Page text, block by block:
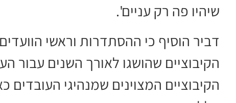
שיהיו פה רק עניים'.
דביר הוסיף כי ההסתדרות וראשי
הקיבוציים שהושגו לאורך השנים עבור
הקיבוציים המצוינים שמנהיגי